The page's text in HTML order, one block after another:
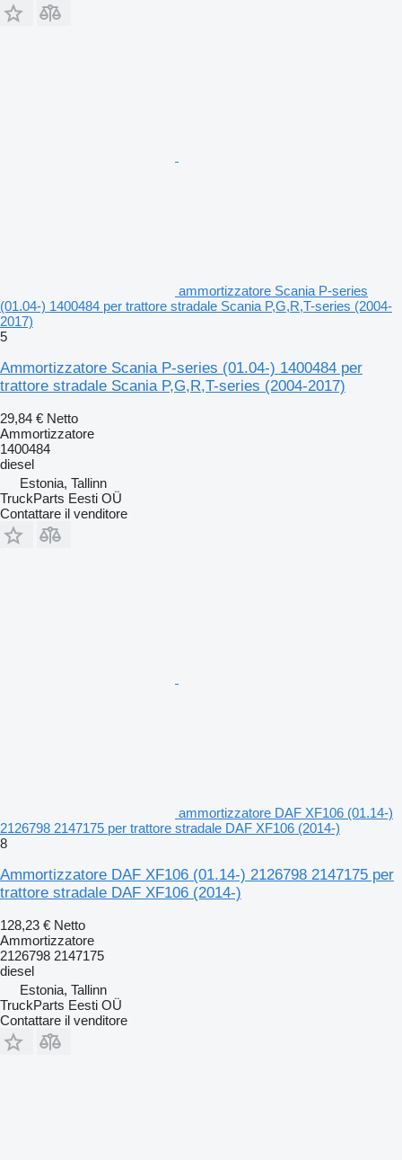
ammortizzatore Scania P-series
(01.04-) 1400484 per trattore stradale Scania P,G,R,T-series (2004-
2017)
5
Ammortizzatore Scania P-series (01.04-) 1400484 per
trattore stradale Scania P,G,R,T-series (2004-2017)
29,84 € Netto
Ammortizzatore
1400484
diesel
Estonia, Tallinn
TruckParts Eesti OÜ
Contattare il venditore
ammortizzatore DAF XF106 (01.14-)
2126798 2147175 per trattore stradale DAF XF106 (2014-)
8
Ammortizzatore DAF XF106 (01.14-) 2126798 2147175 per
trattore stradale DAF XF106 (2014-)
128,23 € Netto
Ammortizzatore
2126798 2147175
diesel
Estonia, Tallinn
TruckParts Eesti OÜ
Contattare il venditore